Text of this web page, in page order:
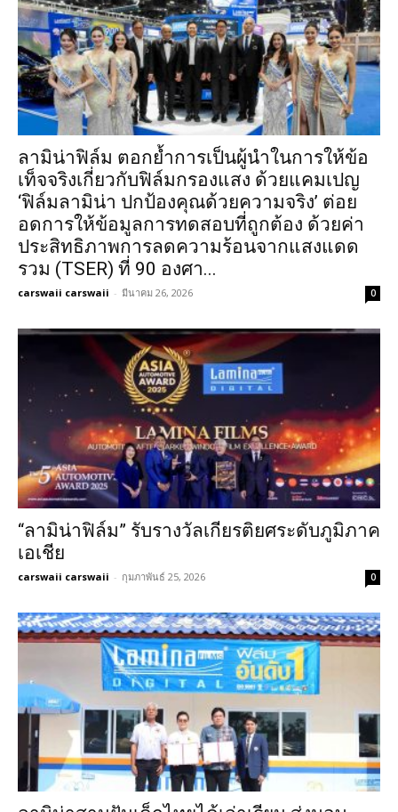
ลามิน่าฟิล์ม ตอกย้ำการเป็นผู้นำในการให้ข้อ
เท็จจริงเกี่ยวกับฟิล์มกรองแสง ด้วยแคมเปญ
‘ฟิล์มลามิน่า ปกป้องคุณด้วยความจริง’ ต่อย
อดการให้ข้อมูลการทดสอบที่ถูกต้อง ด้วยค่า
ประสิทธิภาพการลดความร้อนจากแสงแดด
รวม (TSER) ที่ 90 องศา...
carswaii carswaii - มีนาคม 26, 2026 0
“ลามิน่าฟิล์ม” รับรางวัลเกียรติยศระดับภูมิภาค
เอเชีย
carswaii carswaii - กุมภาพันธ์ 25, 2026 0